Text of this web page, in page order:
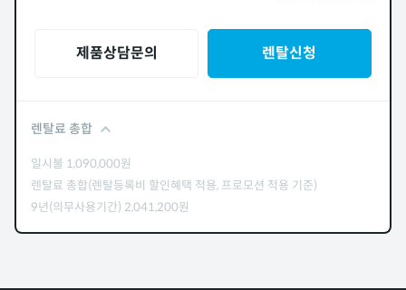
제품상담문의 렌탈신청
렌탈료 총합
일시불 1,090,000원
렌탈료 총합(렌탈등록비 할인혜택 적용, 프로모션 적용 기준)
9년(의무사용기간) 2,041,200원